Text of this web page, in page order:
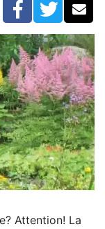
le sol avant de
Facebook
Attention! La